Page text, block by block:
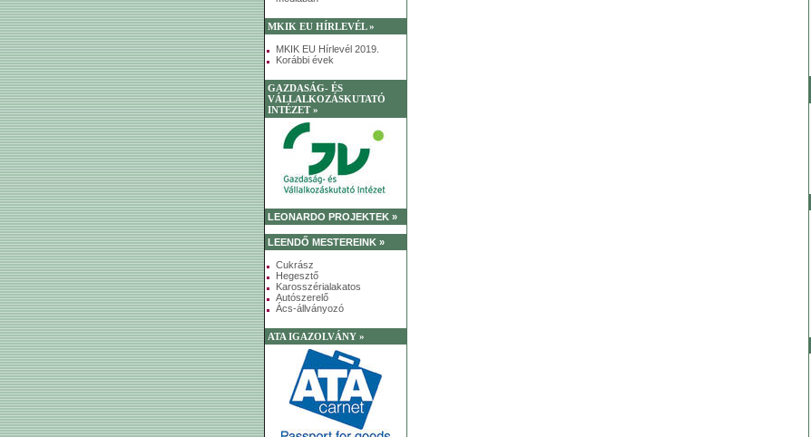
MKIK EU HÍRLEVÉL »
MKIK EU Hírlevél 2019.
Korábbi évek
GAZDASÁG- ÉS
VÁLLALKOZÁSKUTATÓ
INTÉZET »
LEONARDO PROJEKTEK »
LEENDŐ MESTEREINK »
Cukrász
Hegesztő
Karosszérialakatos
Autószerelő
Ács-állványozó
ATA IGAZOLVÁNY »